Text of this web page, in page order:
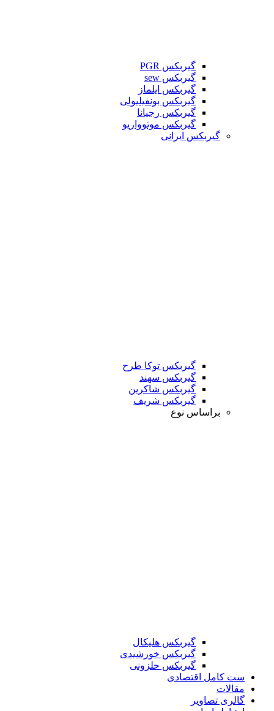
گیربکس PGR
گیربکس sew
گیربکس ایلماز
گیربکس بونفیلیولی
گیربکس رجیانا
گیربکس موتوواریو
گیربکس ایرانی
گیربکس توکا طرح
گیربکس سهند
گیربکس شاکرین
گیربکس شریف
براساس نوع
گیربکس هلیکال
گیربکس خورشیدی
گیربکس حلزونی
ست کامل اقتصادی
مقالات
گالری تصاویر